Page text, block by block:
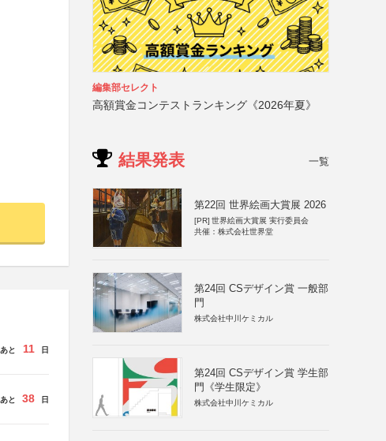
あと 11 日
あと 38 日
編集部セレクト
高額賞金コンテストランキング《2026年夏》
結果発表 一覧
第22回 世界絵画大賞展 2026
[PR] 世界絵画大賞展 実行委員会
共催：株式会社世界堂
第24回 CSデザイン賞 一般部
門
株式会社中川ケミカル
第24回 CSデザイン賞 学生部
門《学生限定》
株式会社中川ケミカル